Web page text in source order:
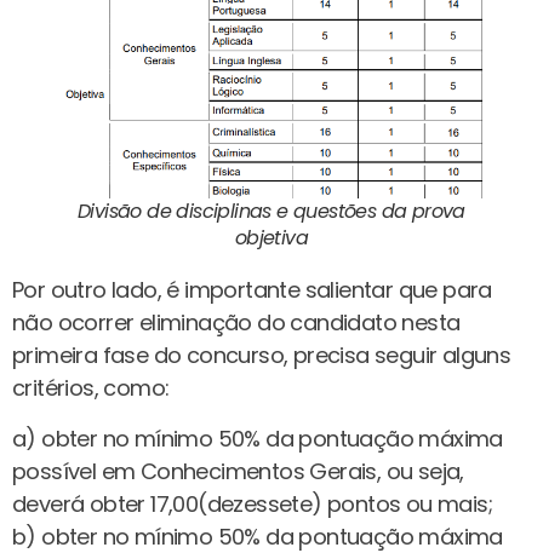
Divisão de disciplinas e questões da prova
objetiva
Por outro lado, é importante salientar que para
não ocorrer eliminação do candidato nesta
primeira fase do concurso, precisa seguir alguns
critérios, como:
a) obter no mínimo 50% da pontuação máxima
possível em Conhecimentos Gerais, ou seja,
deverá obter 17,00(dezessete) pontos ou mais;
b) obter no mínimo 50% da pontuação máxima